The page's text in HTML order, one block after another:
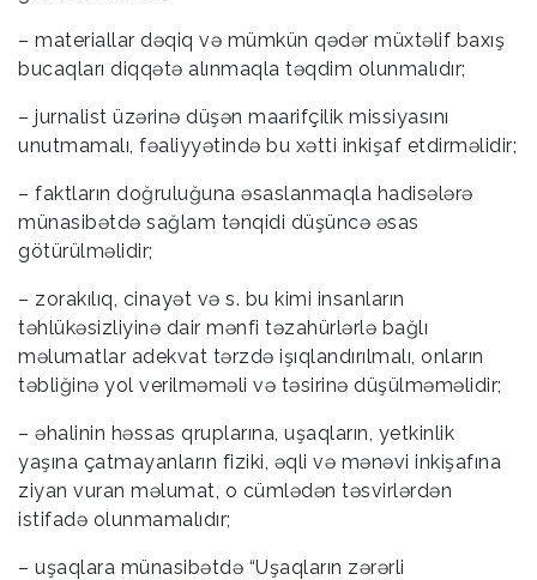
– materiallar dəqiq və mümkün qədər müxtəlif baxış
bucaqları diqqətə alınmaqla təqdim olunmalıdır;
– jurnalist üzərinə düşən maarifçilik missiyasını
unutmamalı, fəaliyyətində bu xətti inkişaf etdirməlidir;
– faktların doğruluğuna əsaslanmaqla hadisələrə
münasibətdə sağlam tənqidi düşüncə əsas
götürülməlidir;
– zorakılıq, cinayət və s. bu kimi insanların
təhlükəsizliyinə dair mənfi təzahürlərlə bağlı
məlumatlar adekvat tərzdə işıqlandırılmalı, onların
təbliğinə yol verilməməli və təsirinə düşülməməlidir;
– əhalinin həssas qruplarına, uşaqların, yetkinlik
yaşına çatmayanların fiziki, əqli və mənəvi inkişafına
ziyan vuran məlumat, o cümlədən təsvirlərdən
istifadə olunmamalıdır;
– uşaqlara münasibətdə “Uşaqların zərərli